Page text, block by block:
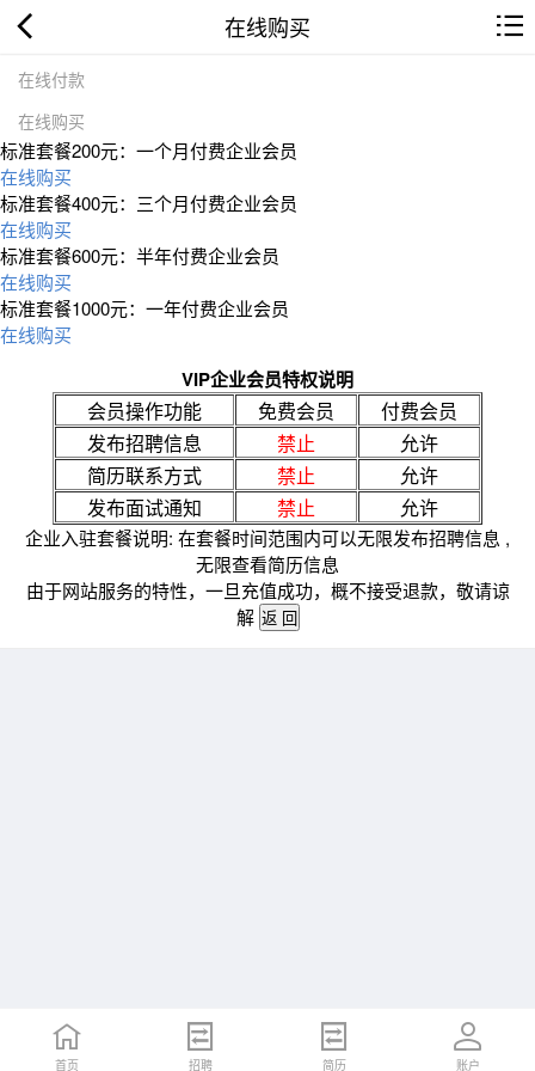
在线购买
在线付款
在线购买
标准套餐200元：一个月付费企业会员
在线购买
标准套餐400元：三个月付费企业会员
在线购买
标准套餐600元：半年付费企业会员
在线购买
标准套餐1000元：一年付费企业会员
在线购买
VIP企业会员特权说明
会员操作功能 免费会员
付费会员
发布招聘信息
禁止
允许
简历联系方式
禁止
允许
发布面试通知
禁止 允许
企业入驻套餐说明: 在套餐时间范围内可以无限发布招聘信息 ,
无限查看简历信息
由于网站服务的特性，一旦充值成功，概不接受退款，敬请谅
解
首页 招聘 简历 账户